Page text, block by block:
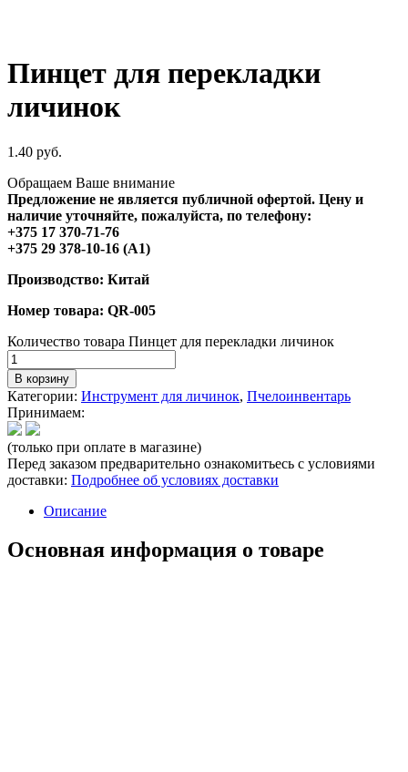
Пинцет для перекладки
личинок
1.40 руб.
Обращаем Ваше внимание
Предложение не является публичной офертой. Цену и
наличие уточняйте, пожалуйста, по телефону:
+375 17 370-71-76
+375 29 378-10-16 (A1)
Производство: Китай
Номер товара: QR-005
Количество товара Пинцет для перекладки личинок
В корзину
Категории: Инструмент для личинок, Пчелоинвентарь
Принимаем:
(только при оплате в магазине)
Перед заказом предварительно ознакомитьесь с условиями
доставки: Подробнее об условиях доставки
Описание
Основная информация о товаре